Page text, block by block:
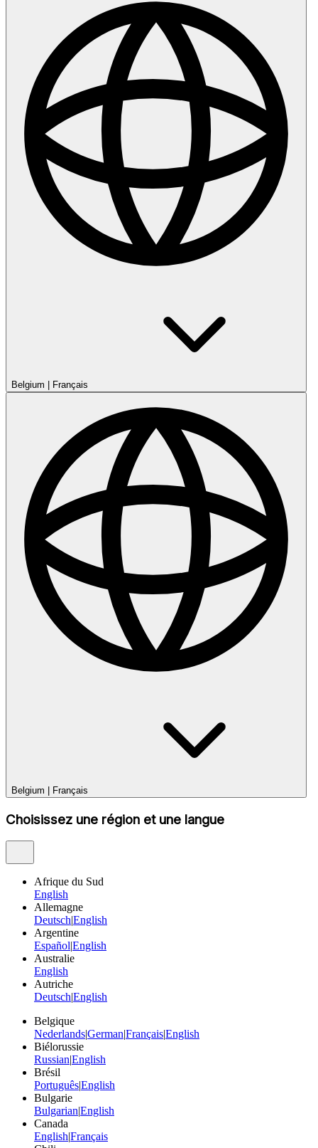
Belgium Français
Belgium Français
Choisissez une région et une langue
Afrique du Sud
English
Allemagne
DeutschEnglish
Argentine
EspañolEnglish
Australie
English
Autriche
DeutschEnglish
Belgique
NederlandsGermanFrançaisEnglish
Biélorussie
RussianEnglish
Brésil
PortuguêsEnglish
Bulgarie
BulgarianEnglish
Canada
EnglishFrançais